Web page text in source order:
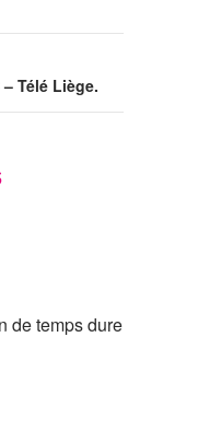
Télé Liège.
de temps dure